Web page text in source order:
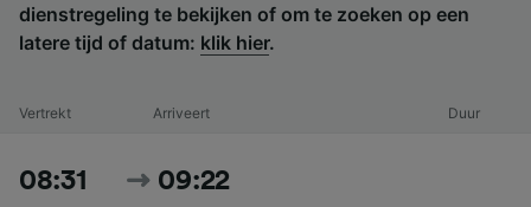
dienstregeling te bekijken of om te zoeken op een
latere tijd of datum: klik hier.
Vertrekt Arriveert Duur
08:31 09:22